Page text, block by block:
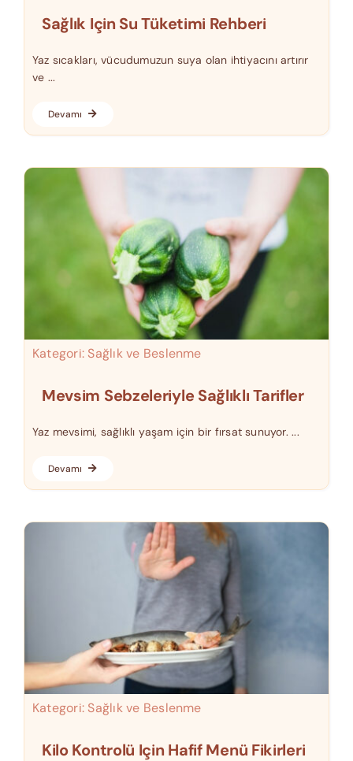
Sağlık Için Su Tüketimi Rehberi
Yaz sıcakları, vücudumuzun suya olan ihtiyacını artırır
ve ...
Devamı
Kategori: Sağlık ve Beslenme
Mevsim Sebzeleriyle Sağlıklı Tarifler
Yaz mevsimi, sağlıklı yaşam için bir fırsat sunuyor. ...
Devamı
Kategori: Sağlık ve Beslenme
Kilo Kontrolü Için Hafif Menü Fikirleri